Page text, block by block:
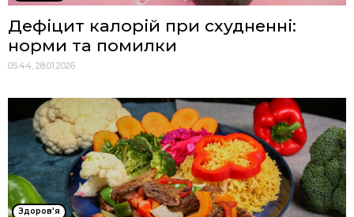
Дефіцит калорій при схудненні:
норми та помилки
05:44, 28.01.2026
Здоров'я